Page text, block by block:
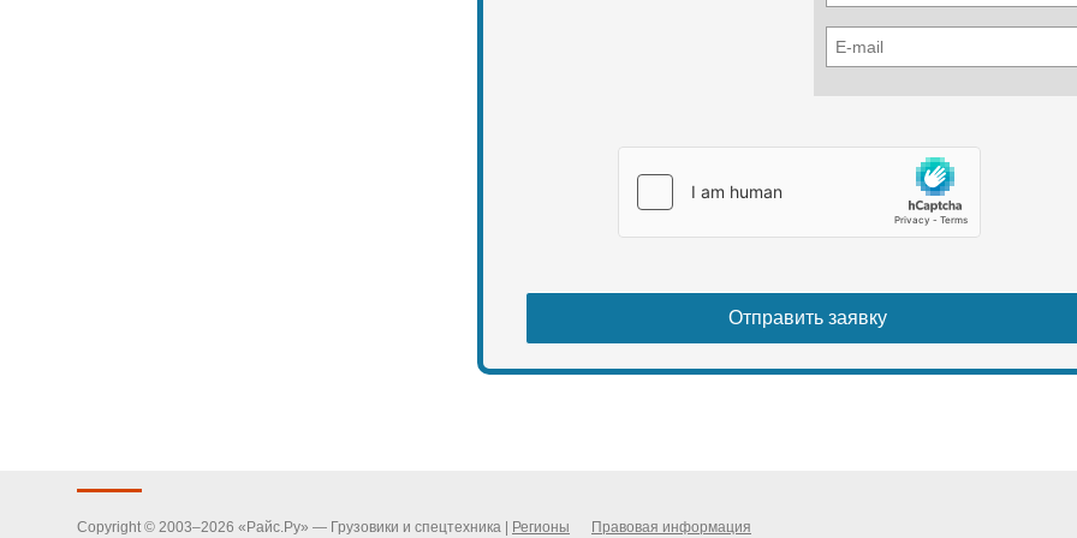
Copyright © 2003–2026 «Райс.Ру» — Грузовики и спецтехника | Регионы Правовая информация